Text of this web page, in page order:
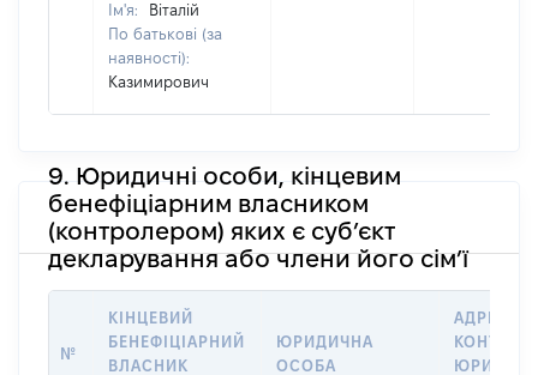
Ім'я:
Віталій
По батькові (за
наявності):
Казимирович
9. Юридичні особи, кінцевим
бенефіціарним власником
(контролером) яких є суб’єкт
декларування або члени його сім’ї
№
КІНЦЕВИЙ
БЕНЕФІЦІАРНИЙ
ВЛАСНИК
ЮРИДИЧНА
ОСОБА
АДРЕСА